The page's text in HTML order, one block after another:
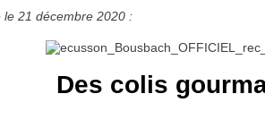
le 21 décembre 2020 :
Des colis